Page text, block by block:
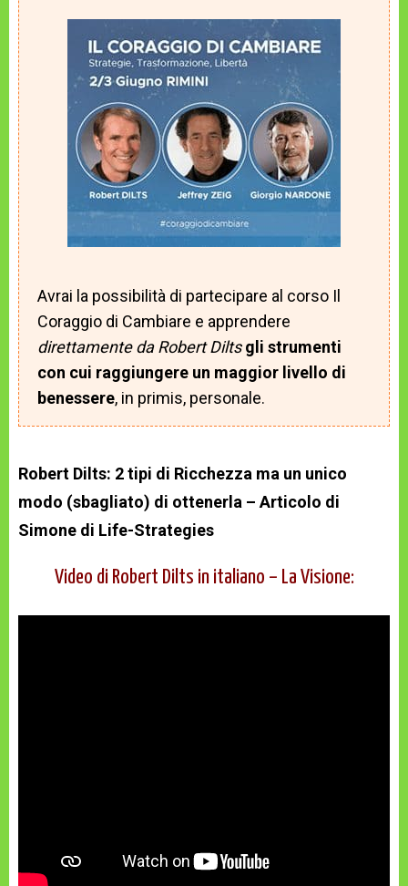
Avrai la possibilità di partecipare al corso Il
Coraggio di Cambiare e apprendere
direttamente da Robert Dilts gli strumenti
con cui raggiungere un maggior livello di
benessere, in primis, personale.
Robert Dilts: 2 tipi di Ricchezza ma un unico
modo (sbagliato) di ottenerla – Articolo di
Simone di Life-Strategies
Video di Robert Dilts in italiano – La Visione: